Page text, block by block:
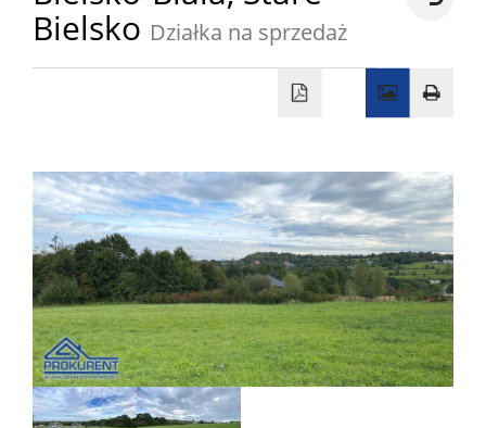
główna
prawne
O
nas
Zgłoś
Zgłoś
ofertę
Bielsko Działka na sprzedaż